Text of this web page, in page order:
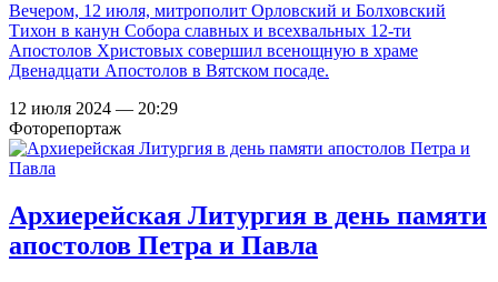
Вечером, 12 июля, митрополит Орловский и Болховский
Тихон в канун Собора славных и всехвальных 12-ти
Апостолов Христовых совершил всенощную в храме
Двенадцати Апостолов в Вятском посаде.
12 июля 2024 — 20:29
Фоторепортаж
Архиерейская Литургия в день памяти
апостолов Петра и Павла